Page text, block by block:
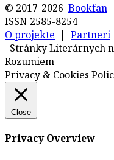
© 2017-2026 Bookfan
ISSN 2585-8254
O projekte | Partneri
Stránky Literárnych
Rozumiem
Privacy & Cookies
Close
Privacy Overview